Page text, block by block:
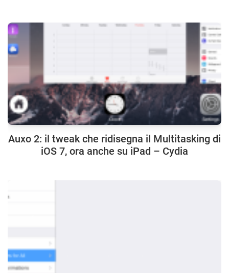
Auxo 2: il tweak che ridisegna il Multitasking di
iOS 7, ora anche su iPad – Cydia